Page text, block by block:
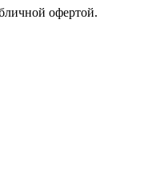
офертой.